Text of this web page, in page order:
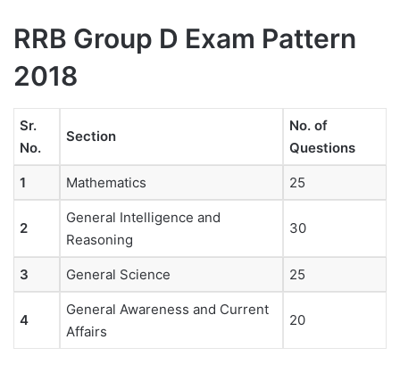
RRB Group D Exam Pattern
2018
Sr.
No.
Section
No. of
Questions
1 Mathematics 25
2
General Intelligence and
Reasoning
30
3 General Science 25
4
General Awareness and Current
Affairs
20